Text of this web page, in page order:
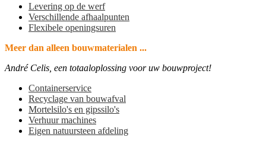
Levering op de werf
Verschillende afhaalpunten
Flexibele openingsuren
Meer dan alleen bouwmaterialen ...
André Celis, een totaaloplossing voor uw bouwproject!
Containerservice
Recyclage van bouwafval
Mortelsilo's en gipssilo's
Verhuur machines
Eigen natuursteen afdeling